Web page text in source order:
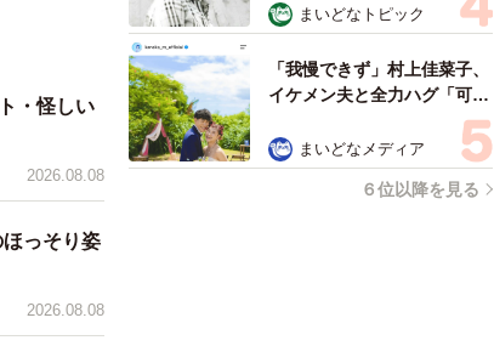
・怪しい
2026.08.08
っそり姿
2026.08.08
ングフォト」計画を明言
「センスあるカメラマン求
む」
まいどなトピック
「我慢できず」村上佳菜子、
イケメン夫と全力ハグ「可愛
いふたり」「素敵なご夫婦」
まいどなメディア
６位以降を見る